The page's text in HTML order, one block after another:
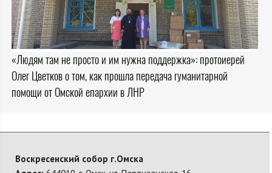
«Людям там не просто и им нужна поддержка»: протоиерей
Олег Цветков о том, как прошла передача гуманитарной
помощи от Омской епархии в ЛНР
Воскресенский собор г.Омска